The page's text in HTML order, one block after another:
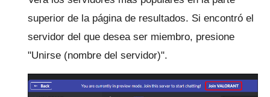
superior de la página de resultados. Si encontró el
servidor del que desea ser miembro, presione
"Unirse (nombre del servidor)".